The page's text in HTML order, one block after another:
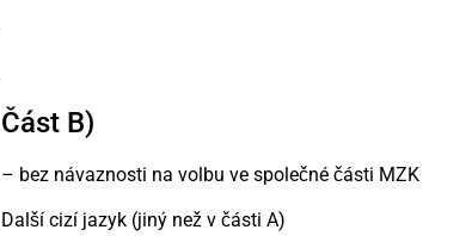
Část B)
– bez návaznosti na volbu ve společné části MZK
Další cizí jazyk (jiný než v části A)